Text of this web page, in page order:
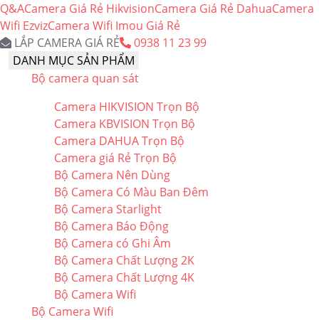
Q&ACamera Giá Rẻ HikvisionCamera Giá Rẻ DahuaCamera
Wifi EzvizCamera Wifi Imou Giá Rẻ
LẮP CAMERA GIÁ RẺ
0938 11 23 99
DANH MỤC SẢN PHẨM
Bộ camera quan sát
Camera HIKVISION Trọn Bộ
Camera KBVISION Trọn Bộ
Camera DAHUA Trọn Bộ
Camera giá Rẻ Trọn Bộ
Bộ Camera Nên Dùng
Bộ Camera Có Màu Ban Đêm
Bộ Camera Starlight
Bộ Camera Báo Động
Bộ Camera có Ghi Âm
Bộ Camera Chất Lượng 2K
Bộ Camera Chất Lượng 4K
Bộ Camera Wifi
Bộ Camera Wifi